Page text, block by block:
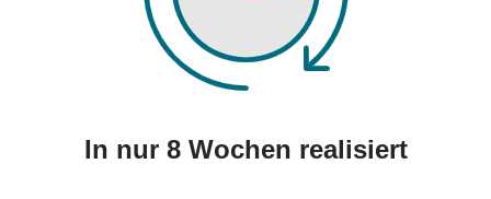
In nur 8 Wochen realisiert